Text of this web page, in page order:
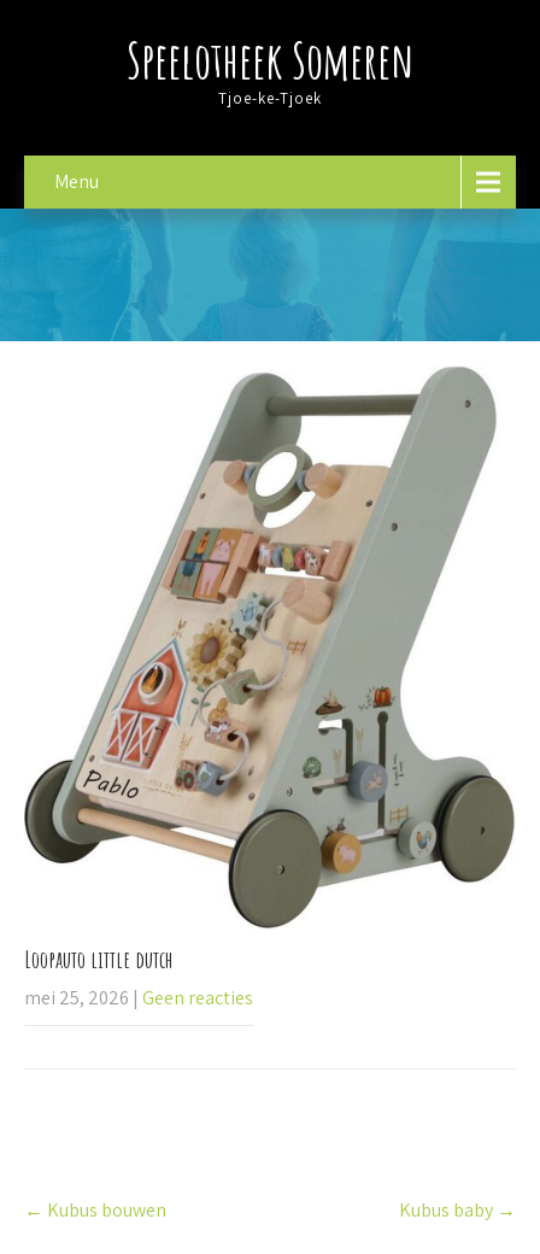
Speelotheek Someren
Tjoe-ke-Tjoek
Menu
Loopauto little dutch
mei 25, 2026 | Geen reacties
o← Kubus bouwen Kubus baby →